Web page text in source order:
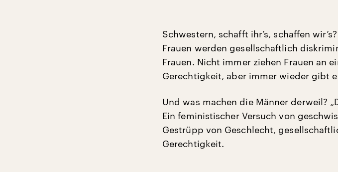
Schwestern, schafft ihr’s, schaffen wir’s?
Frauen werden gesellschaftlich
Frauen. Nicht immer ziehen Frauen an
Gerechtigkeit, aber immer wieder gibt
Und was machen die Männer derweil?
Ein feministischer Versuch von
Gestrüpp von Geschlecht,
Gerechtigkeit.